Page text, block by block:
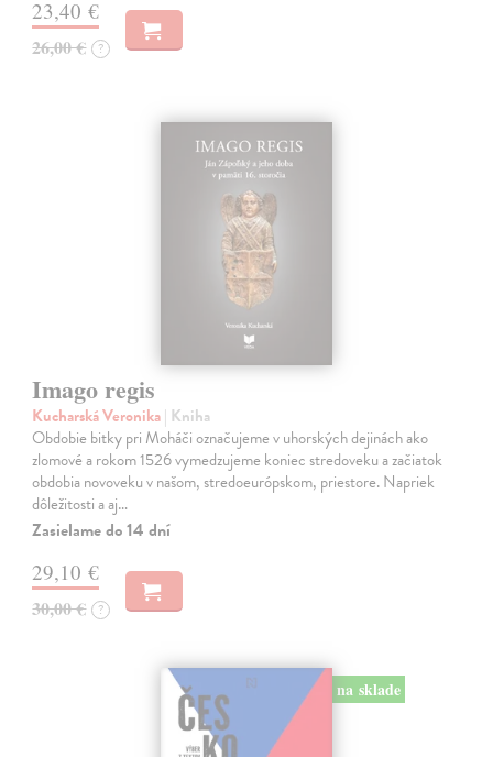
23,40 €
26,00 € ?
Imago regis
Kucharská Veronika| Kniha
Obdobie bitky pri Moháči označujeme v uhorských dejinách ako
zlomové a rokom 1526 vymedzujeme koniec stredoveku a začiatok
obdobia novoveku v našom, stredoeurópskom, priestore. Napriek
dôležitosti a aj…
Zasielame do 14 dní
29,10 €
30,00 € ?
na sklade